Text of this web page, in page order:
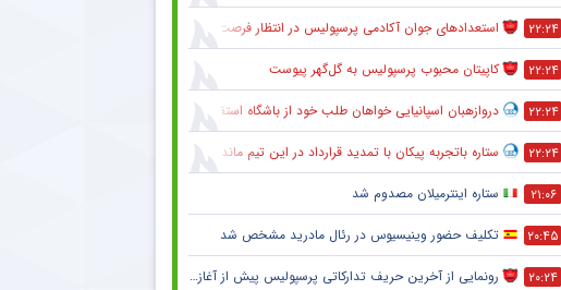
۲۲:۲۴ استعدادهای جوان آکادمی پرسپولیس در انتظار فرصت در ترکیب اصلی
۲۲:۲۴ کاپیتان محبوب پرسپولیس به گل‌گهر پیوست
۲۲:۲۴ دروازهبان اسپانیایی خواهان طلب خود از باشگاه استقلال شد
۲۲:۲۴ ستاره باتجربه پیکان با تمدید قرارداد در این تیم ماند
۲۱:۰۶ ستاره اینترمیلان مصدوم شد
۲۰:۴۵ تکلیف حضور وینیسیوس در رئال مادرید مشخص شد
۲۰:۲۴ رونمایی از آخرین حریف تدارکاتی پرسپولیس پیش از آغاز لیگ برتر